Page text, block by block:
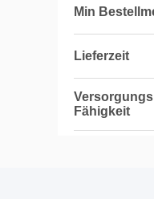
Min
Lieferzeit
Fähigkeit